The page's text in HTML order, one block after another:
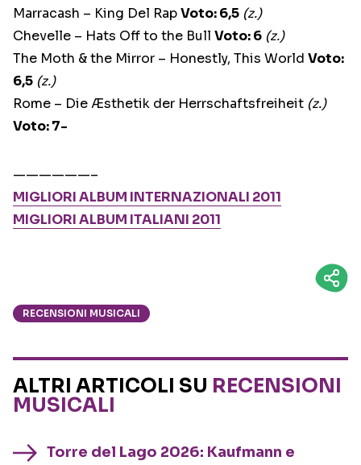
Marracash – King Del RapVoto: 6,5 (z.)
Chevelle – Hats Off to the Bull Voto: 6 (z.)
The Moth & the Mirror – Honestly, This World Voto:
6,5 (z.)
Rome – Die Æsthetik der Herrschaftsfreiheit (z.)
Voto: 7-
——————–
MIGLIORI ALBUM INTERNAZIONALI 2011
MIGLIORI ALBUM ITALIANI 2011
RECENSIONI MUSICALI
ALTRI ARTICOLI SU RECENSIONI
MUSICALI
Torre del Lago 2026: Kaufmann e